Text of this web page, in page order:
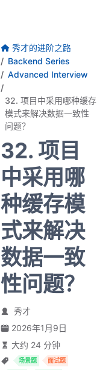
秀才的进阶之路
Backend Series
Advanced Interview
32. 项目中采用哪种缓存
模式来解决数据一致性
问题？
32. 项目
中采用哪
种缓存模
式来解决
数据一致
性问题？
秀才
2026年1月9日
大约 24 分钟
场景题
面试题